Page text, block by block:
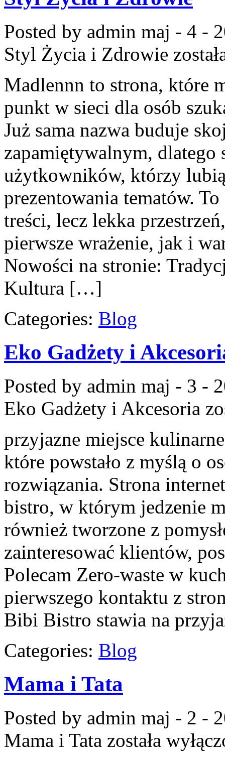
Posted by admin maj - 4 -
Styl Życia i Zdrowie
Madlennn to strona, które
punkt w sieci dla osób
Już sama nazwa buduje
zapamiętywalnym, dlatego
użytkowników, którzy
prezentowania tematów.
treści, lecz lekka
pierwsze wrażenie, jak i
Nowości na stronie:
Kultura […]
Categories: Blog
Eko Gadżety i
Posted by admin maj - 3 -
Eko Gadżety i Akcesoria
przyjazne miejsce
które powstało z myślą o
rozwiązania. Strona
bistro, w którym jedzenie
również tworzone z
zainteresować klientów,
Polecam Zero-waste w
pierwszego kontaktu z
Bibi Bistro stawia na
Categories: Blog
Mama i Tata
Posted by admin maj - 2 -
Mama i Tata została